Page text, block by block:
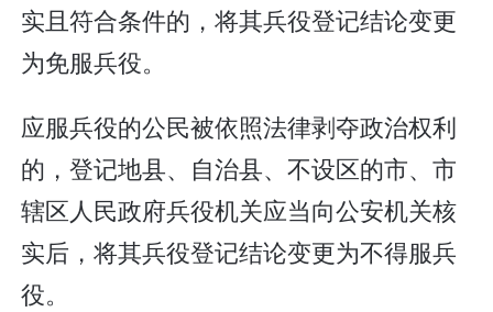
实且符合条件的，将其兵役登记结论变更
为免服兵役。
应服兵役的公民被依照法律剥夺政治权利
的，登记地县、自治县、不设区的市、市
辖区人民政府兵役机关应当向公安机关核
实后，将其兵役登记结论变更为不得服兵
役。